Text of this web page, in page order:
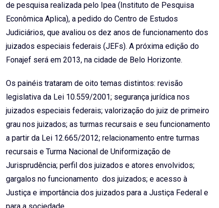
de pesquisa realizada pelo Ipea (Instituto de Pesquisa
Econômica Aplica), a pedido do Centro de Estudos
Judiciários, que avaliou os dez anos de funcionamento dos
juizados especiais federais (JEFs). A próxima edição do
Fonajef será em 2013, na cidade de Belo Horizonte.
Os painéis trataram de oito temas distintos: revisão
legislativa da Lei 10.559/2001; segurança jurídica nos
juizados especiais federais; valorização do juiz de primeiro
grau nos juizados; as turmas recursais e seu funcionamento
a partir da Lei 12.665/2012; relacionamento entre turmas
recursais e Turma Nacional de Uniformização de
Jurisprudência; perfil dos juizados e atores envolvidos;
gargalos no funcionamento dos juizados; e acesso à
Justiça e importância dos juizados para a Justiça Federal e